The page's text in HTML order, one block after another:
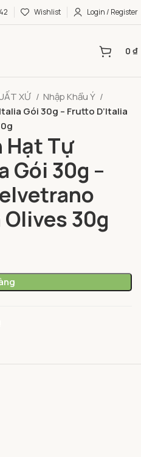
Wishlist Login / Register
0 ₫
XỨ
Nhập Khẩu Ý
Gói 30g – Frutto D’Italia
Hạt Tự
Gói 30g –
30g